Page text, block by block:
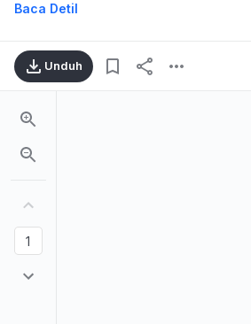
Baca Detil
Unduh